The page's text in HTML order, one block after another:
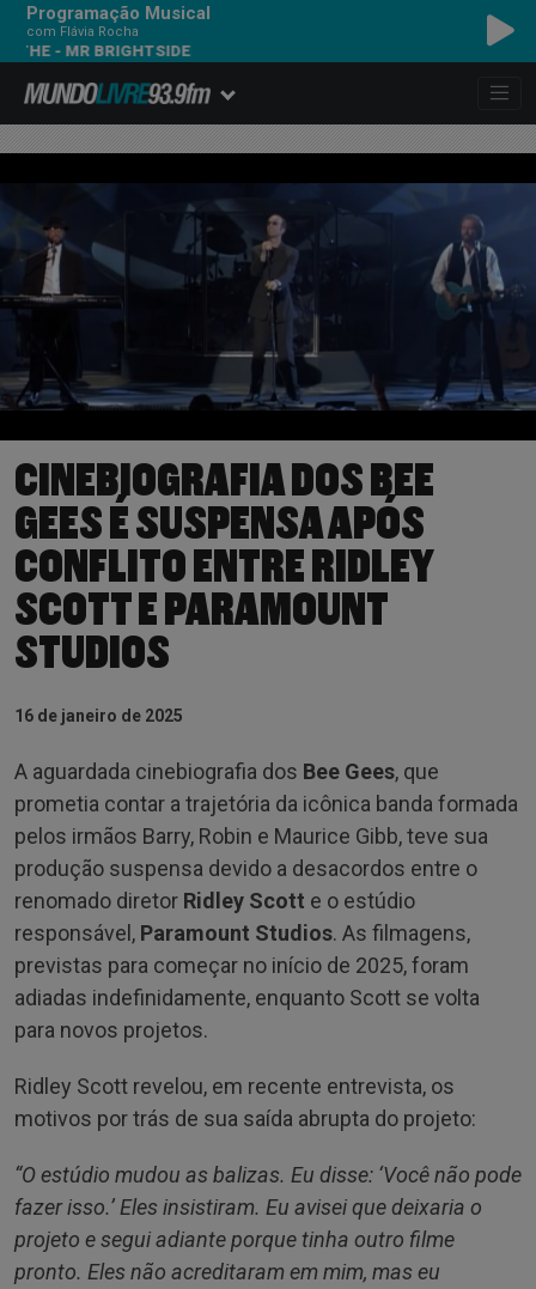
Programação Musical
com Flávia Rocha
BRIGHTSIDE
CINEBIOGRAFIA DOS BEE
GEES É SUSPENSA APÓS
CONFLITO ENTRE RIDLEY
SCOTT E PARAMOUNT
STUDIOS
16 de janeiro de 2025
A aguardada cinebiografia dos Bee Gees, que
prometia contar a trajetória da icônica banda formada
pelos irmãos Barry, Robin e Maurice Gibb, teve sua
produção suspensa devido a desacordos entre o
renomado diretor Ridley Scott e o estúdio
responsável, Paramount Studios. As filmagens,
previstas para começar no início de 2025, foram
adiadas indefinidamente, enquanto Scott se volta
para novos projetos.
Ridley Scott revelou, em recente entrevista, os
motivos por trás de sua saída abrupta do projeto:
“O estúdio mudou as balizas. Eu disse: ‘Você não pode
fazer isso.’ Eles insistiram. Eu avisei que deixaria o
projeto e segui adiante porque tinha outro filme
pronto. Eles não acreditaram em mim, mas eu